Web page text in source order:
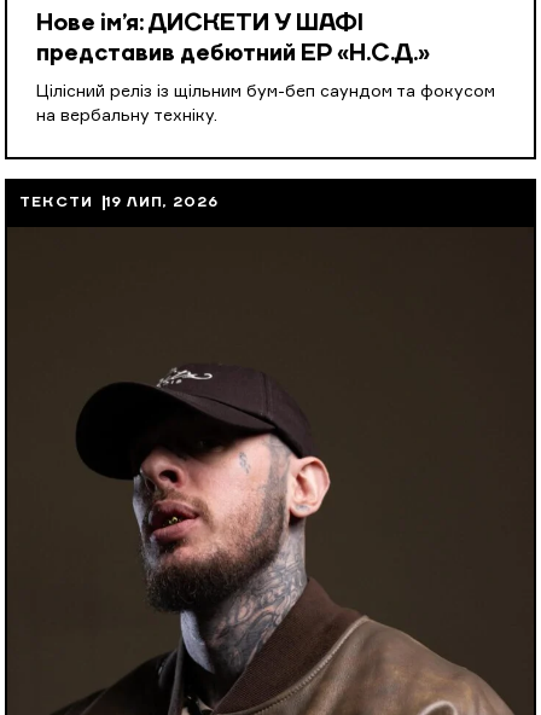
Нове ім’я: ДИСКЕТИ У ШАФІ
представив дебютний EP «Н.С.Д.»
Цілісний реліз із щільним бум-беп саундом та фокусом
на вербальну техніку.
ТЕКСТИ 19 ЛИП, 2026